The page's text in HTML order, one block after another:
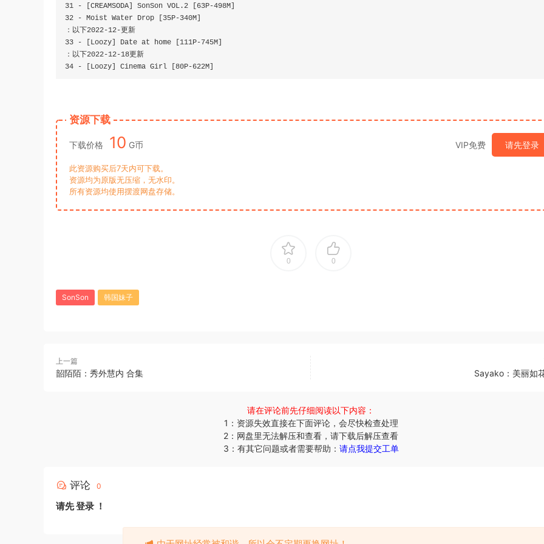
31
- CREAMSODA SonSon VOL .2 63P-498M
32
- Moist Water Drop 35P-340M
：以下2022-12-更新
33
- Loozy Date at home 111P-745M
：以下2022-12-18更新
34
- Loozy Cinema Girl 80P-622M
资源下载
下载价格 10 G币 VIP免费 请先登录
此资源购买后7天内可下载。
资源均为原版无压缩，无水印。
所有资源均使用摆渡网盘存储。
0 0
SonSon 韩国妹子
上一篇
韶陌陌：秀外慧内 合集 Sayako：美丽如
请在评论前先仔细阅读以下内容：
1：资源失效直接在下面评论，会尽快检查处理
2：网盘里无法解压和查看，请下载后解压查看
3：有其它问题或者需要帮助： 请点我提交工单
评论 0
请先登录 ！